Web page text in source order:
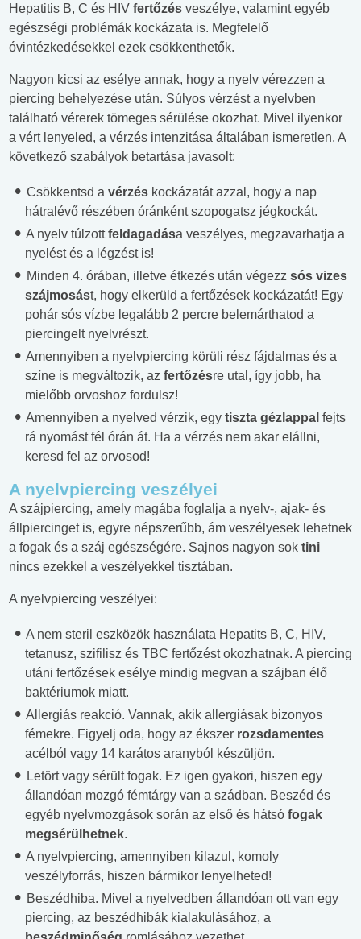
Hepatitis B, C és HIV fertőzés veszélye, valamint egyéb
egészségi problémák kockázata is. Megfelelő
óvintézkedésekkel ezek csökkenthetők.
Nagyon kicsi az esélye annak, hogy a nyelv vérezzen a
piercing behelyezése után. Súlyos vérzést a nyelvben
található vérerek tömeges sérülése okozhat. Mivel ilyenkor
a vért lenyeled, a vérzés intenzitása általában ismeretlen. A
következő szabályok betartása javasolt:
Csökkentsd a vérzés kockázatát azzal, hogy a nap
hátralévő részében óránként szopogatsz jégkockát.
A nyelv túlzottfeldagadása veszélyes, megzavarhatja a
nyelést és a légzést is!
Minden 4. órában, illetve étkezés után végezz sós vizes
szájmosást, hogy elkerüld a fertőzések kockázatát! Egy
pohár sós vízbe legalább 2 percre belemárthatod a
piercingelt nyelvrészt.
Amennyiben a nyelvpiercing körüli rész fájdalmas és a
színe is megváltozik, az fertőzésre utal, így jobb, ha
mielőbb orvoshoz fordulsz!
Amennyiben a nyelved vérzik, egy tiszta gézlappal fejts
rá nyomást fél órán át. Ha a vérzés nem akar elállni,
keresd fel az orvosod!
A nyelvpiercing veszélyei
A szájpiercing, amely magába foglalja a nyelv-, ajak- és
állpiercinget is, egyre népszerűbb, ám veszélyesek lehetnek
a fogak és a száj egészségére. Sajnos nagyon sok tini
nincs ezekkel a veszélyekkel tisztában.
A nyelvpiercing veszélyei:
A nem steril eszközök használata Hepatits B, C, HIV,
tetanusz, szifilisz és TBC fertőzést okozhatnak. A piercing
utáni fertőzések esélye mindig megvan a szájban élő
baktériumok miatt.
Allergiás reakció. Vannak, akik allergiásak bizonyos
fémekre. Figyelj oda, hogy az ékszer rozsdamentes
acélból vagy 14 karátos aranyból készüljön.
Letört vagy sérült fogak. Ez igen gyakori, hiszen egy
állandóan mozgó fémtárgy van a szádban. Beszéd és
egyéb nyelvmozgások során az első és hátsó fogak
megsérülhetnek.
A nyelvpiercing, amennyiben kilazul, komoly
veszélyforrás, hiszen bármikor lenyelheted!
Beszédhiba. Mivel a nyelvedben állandóan ott van egy
piercing, az beszédhibák kialakulásához, a